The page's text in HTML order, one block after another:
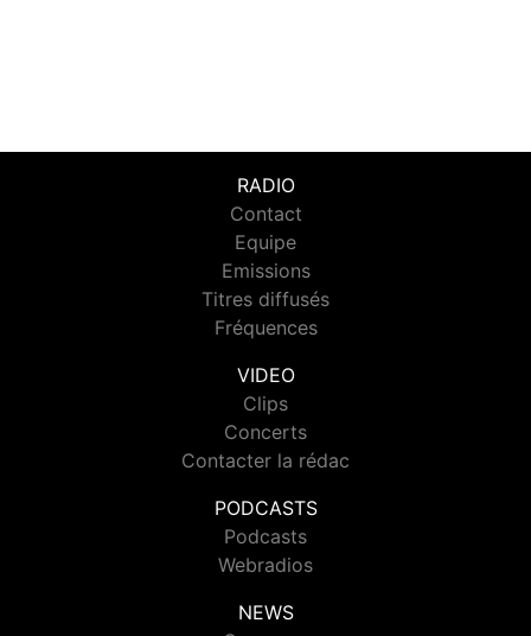
RADIO
Contact
Equipe
Emissions
Titres diffusés
Fréquences
VIDEO
Clips
Concerts
Contacter la rédac
PODCASTS
Podcasts
Webradios
NEWS